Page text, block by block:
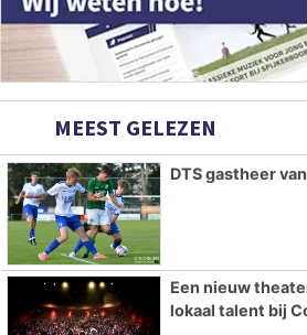
MEEST GELEZEN
DTS gastheer
Een nieuw
lokaal talent bij